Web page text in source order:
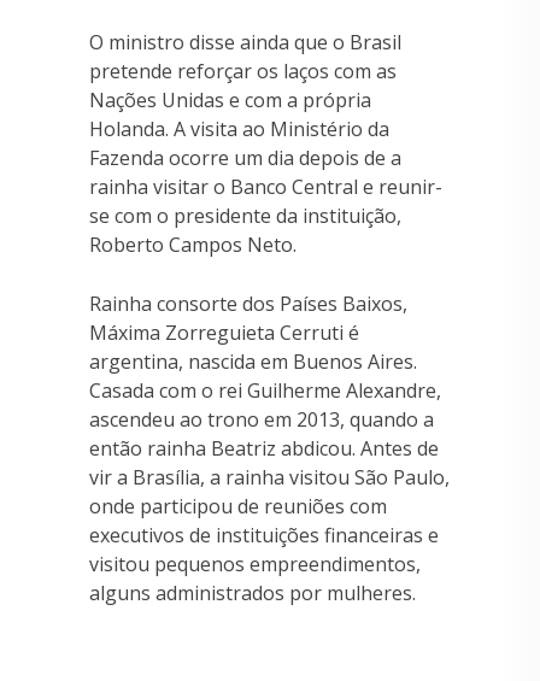
O ministro disse ainda que o Brasil
pretende reforçar os laços com as
Nações Unidas e com a própria
Holanda. A visita ao Ministério da
Fazenda ocorre um dia depois de a
rainha visitar o Banco Central e reunir-
se com o presidente da instituição,
Roberto Campos Neto.
Rainha consorte dos Países Baixos,
Máxima Zorreguieta Cerruti é
argentina, nascida em Buenos Aires.
Casada com o rei Guilherme Alexandre,
ascendeu ao trono em 2013, quando a
então rainha Beatriz abdicou. Antes de
vir a Brasília, a rainha visitou São Paulo,
onde participou de reuniões com
executivos de instituições financeiras e
visitou pequenos empreendimentos,
alguns administrados por mulheres.